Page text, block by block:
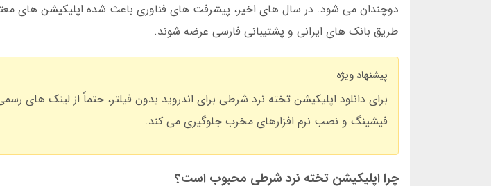
دوچندان می شود. در سال های اخیر، پیشرفت های فناوری باعث شده اپلیکیشن های
طریق بانک های ایرانی و پشتیبانی فارسی عرضه شوند.
پیشنهاد ویژه
برای دانلود اپلیکیشن تخته نرد شرطی برای اندروید بدون فیلتر، حتماً از لینک های
فیشینگ و نصب نرم افزارهای مخرب جلوگیری می کند.
چرا اپلیکیشن تخته نرد شرطی محبوب است؟